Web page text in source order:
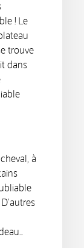
! Le
trouve
dans
à
D’autres